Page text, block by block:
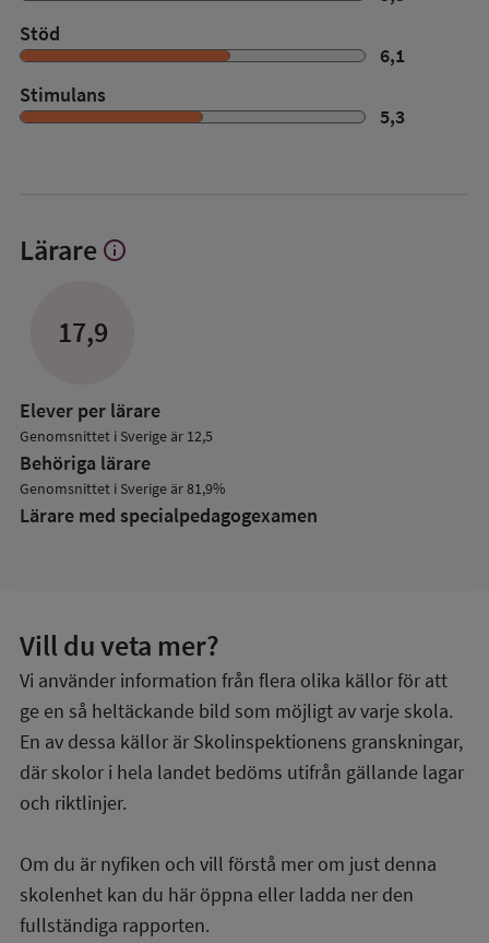
Stöd
6,1
Stimulans
5,3
Lärare Visa
info
17,9
Elever per lärare
Genomsnittet i Sverige är 12,5
Behöriga lärare
Genomsnittet i Sverige är 81,9%
Lärare med specialpedagog­examen
Vill du veta mer?
Vi använder information från flera olika källor för att
ge en så heltäckande bild som möjligt av varje skola.
En av dessa källor är Skolinspektionens granskningar,
där skolor i hela landet bedöms utifrån gällande lagar
och riktlinjer.
Om du är nyfiken och vill förstå mer om just denna
skolenhet kan du här öppna eller ladda ner den
fullständiga rapporten.